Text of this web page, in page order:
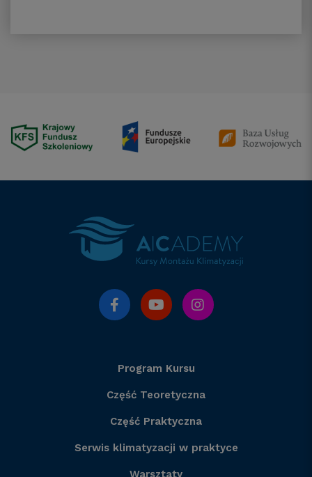
Program Kursu
Część Teoretyczna
Część Praktyczna
Serwis klimatyzacji w praktyce